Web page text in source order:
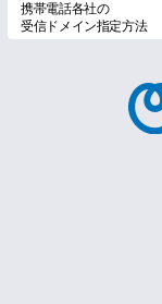
携帯電話各社の
受信ドメイン指定方法